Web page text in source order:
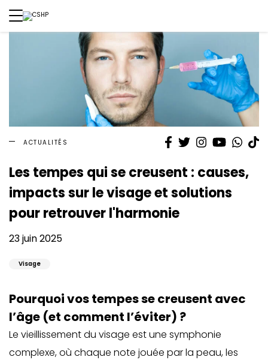
ACTUALITÉS Facebook
TwitterInstagram
YouTube
Les tempes qui se creusent : causes,
impacts sur le visage et solutions
pour retrouver l'harmonie
23 juin 2025
Visage
Pourquoi vos tempes se creusent avec
l’âge (et comment l’éviter) ?
Le vieillissement du visage est une symphonie
complexe, où chaque note jouée par la peau, les